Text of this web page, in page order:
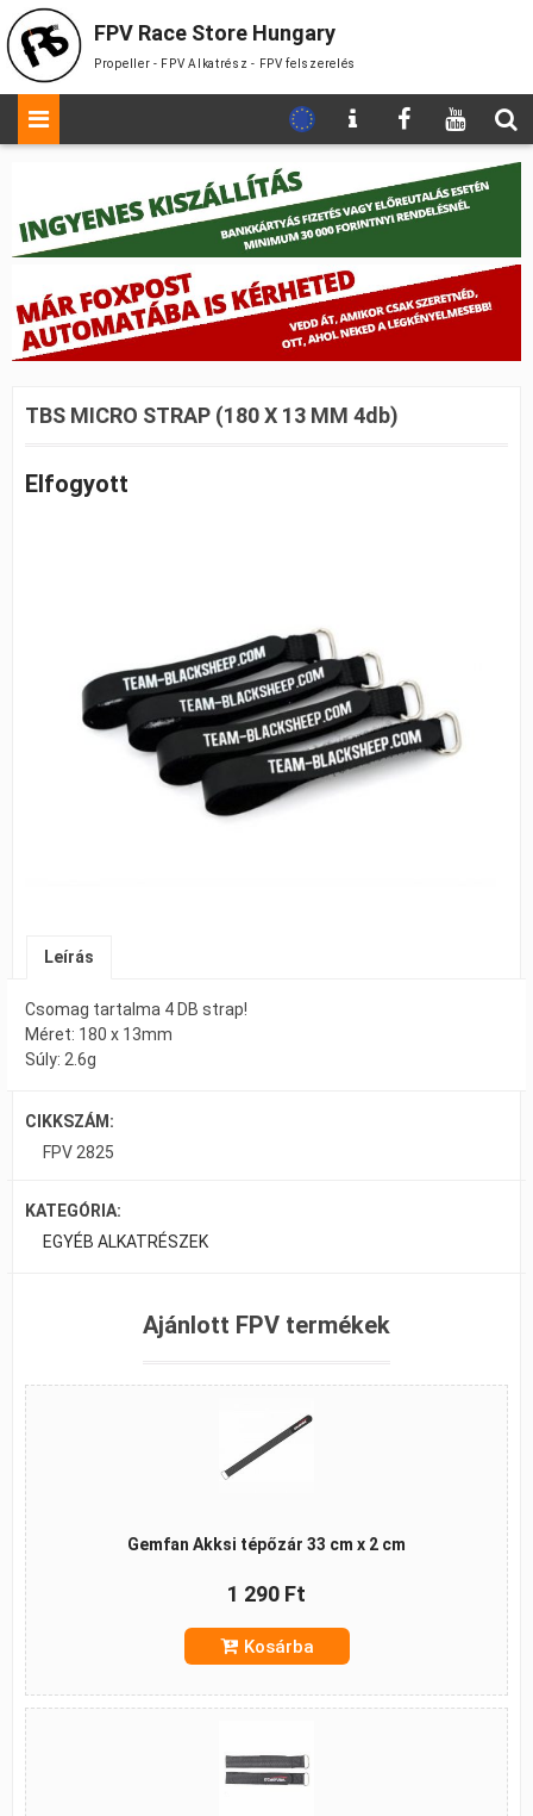
FPV Race Store Hungary
Propeller - FPV Alkatrész - FPV felszerelés
TBS MICRO STRAP (180 X 13 MM 4db)
Elfogyott
Leírás
Csomag tartalma 4 DB strap!
Méret: 180 x 13mm
Súly: 2.6g
CIKKSZÁM:
FPV 2825
KATEGÓRIA:
EGYÉB ALKATRÉSZEK
Ajánlott FPV termékek
Gemfan Akksi tépőzár 33 cm x 2 cm
1 290 Ft
Kosárba